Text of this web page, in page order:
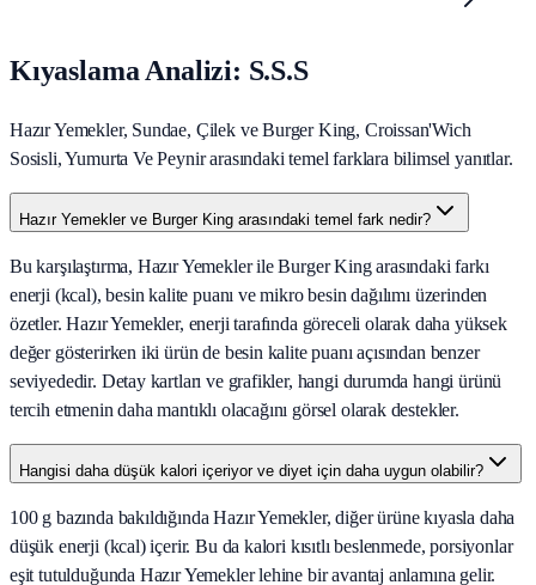
Kıyaslama Analizi: S.S.S
Hazır Yemekler, Sundae, Çilek ve Burger King, Croissan'Wich
Sosisli, Yumurta Ve Peynir arasındaki temel farklara bilimsel yanıtlar.
Hazır Yemekler ve Burger King arasındaki temel fark nedir?
Bu karşılaştırma, Hazır Yemekler ile Burger King arasındaki farkı
enerji (kcal), besin kalite puanı ve mikro besin dağılımı üzerinden
özetler. Hazır Yemekler, enerji tarafında göreceli olarak daha yüksek
değer gösterirken iki ürün de besin kalite puanı açısından benzer
seviyededir. Detay kartları ve grafikler, hangi durumda hangi ürünü
tercih etmenin daha mantıklı olacağını görsel olarak destekler.
Hangisi daha düşük kalori içeriyor ve diyet için daha uygun olabilir?
100 g bazında bakıldığında Hazır Yemekler, diğer ürüne kıyasla daha
düşük enerji (kcal) içerir. Bu da kalori kısıtlı beslenmede, porsiyonlar
eşit tutulduğunda Hazır Yemekler lehine bir avantaj anlamına gelir.